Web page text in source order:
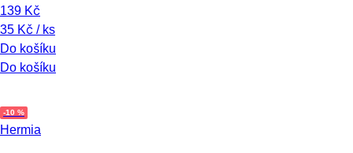
139 Kč
35 Kč / ks
Do košíku
Do košíku
-10 %
Hermia